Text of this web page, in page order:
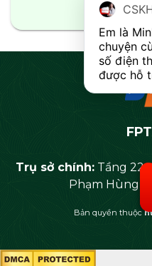
Trụ sở chính:Tầng 22 ,
Phạm Hùng,
Bản quyền thuộc
Em là
chuyện
số điện
được hỗ